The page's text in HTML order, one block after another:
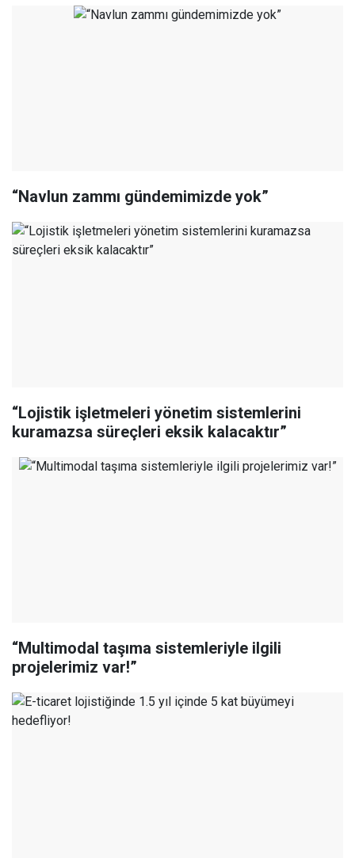
“Navlun zammı gündemimizde yok”
“Lojistik işletmeleri yönetim sistemlerini
kuramazsa süreçleri eksik kalacaktır”
“Multimodal taşıma sistemleriyle ilgili
projelerimiz var!”